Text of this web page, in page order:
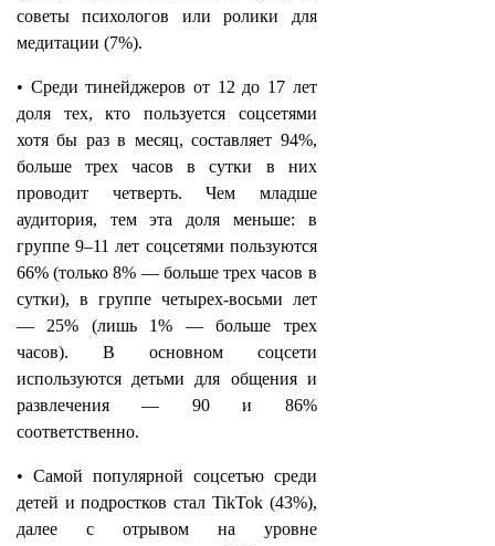
советы психологов или ролики для
медитации (7%).
• Среди тинейджеров от 12 до 17 лет
доля тех, кто пользуется соцсетями
хотя бы раз в месяц, составляет 94%,
больше трех часов в сутки в них
проводит четверть. Чем младше
аудитория, тем эта доля меньше: в
группе 9–11 лет соцсетями пользуются
66% (только 8% — больше трех часов в
сутки), в группе четырех-восьми лет
— 25% (лишь 1% — больше трех
часов). В основном соцсети
используются детьми для общения и
развлечения — 90 и 86%
соответственно.
• Самой популярной соцсетью среди
детей и подростков стал TikTok (43%),
далее с отрывом на уровне